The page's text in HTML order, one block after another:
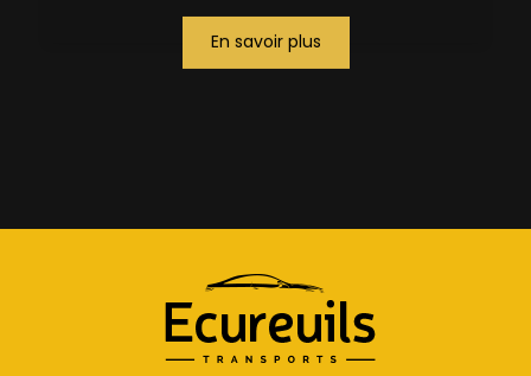
En savoir plus